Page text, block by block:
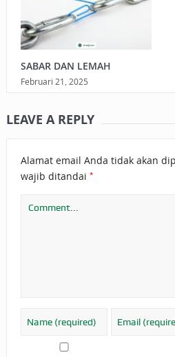
SABAR DAN LEMAH
Februari 21, 2025
LEAVE A REPLY
Alamat email Anda tidak akan
wajib ditandai *